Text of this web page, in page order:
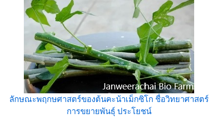
ลักษณะพฤกษศาสตร์ของต้นคะน้าเม็กซิโก ชื่อวิทยาศาสตร์
การขยายพันธุ์ ประโยชน์